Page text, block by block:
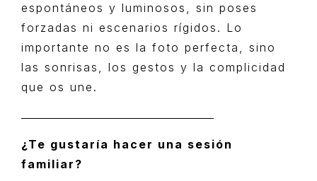
espontáneos y luminosos, sin poses
forzadas ni escenarios rígidos. Lo
importante no es la foto perfecta, sino
las sonrisas, los gestos y la complicidad
que os une.
¿Te gustaría hacer una sesión
familiar?